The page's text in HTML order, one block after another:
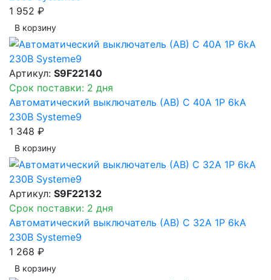
1 952 ₽
В корзинy
Артикул: S9F22140
Срок поставки: 2 дня
Автоматический выключатель (АВ) C 40A 1P 6kA
230В Systeme9
1 348 ₽
В корзинy
Артикул: S9F22132
Срок поставки: 2 дня
Автоматический выключатель (АВ) C 32A 1P 6kA
230В Systeme9
1 268 ₽
В корзинy